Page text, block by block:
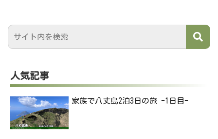
人気記事
家族で八丈島2泊3日の旅 -1日目-